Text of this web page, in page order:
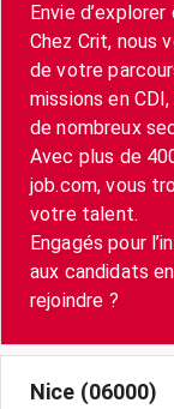
Envie
Chez Crit, nous
de votre
missions en
de nombreux
Avec plus de
job.com, vous
votre talent.
Engagés pour
aux candidats
Nice (06000)